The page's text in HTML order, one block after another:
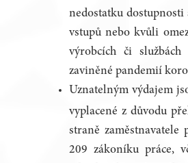
nedostatku
vstupů nebo kvůli
výrobcích či
zaviněné pandemií
Uznatelným výdajem
vyplacené z důvodu
straně zaměstnavatele
209 zákoníku práce,